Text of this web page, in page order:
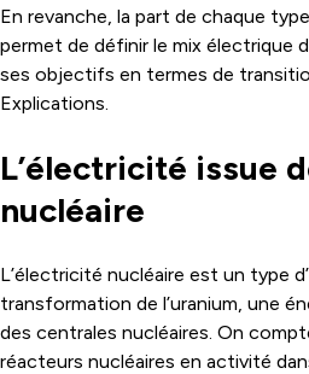
En revanche, la part de chaque
permet de définir le mix électrique
ses objectifs en termes de
Explications.
L’électricité issue
nucléaire
L’électricité nucléaire est un type
transformation de l’uranium, une
des centrales nucléaires. On
réacteurs nucléaires en activité